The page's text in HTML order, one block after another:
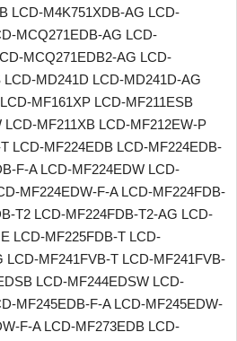
LCD-M4K751XDB-AG LCD-
MCQ271EDB-AG LCD-
MCQ271EDB2-AG LCD-
LCD-MD241D LCD-MD241D-AG
MF161XP LCD-MF211ESB
LCD-MF211XB LCD-MF212EW-P
LCD-MF224EDB LCD-MF224EDB-
F-A LCD-MF224EDW LCD-
MF224EDW-F-A LCD-MF224FDB-
T2 LCD-MF224FDB-T2-AG LCD-
LCD-MF225FDB-T LCD-
LCD-MF241FVB-T LCD-MF241FVB-
LCD-MF244EDSW LCD-
MF245EDB-F-A LCD-MF245EDW-
F-A LCD-MF273EDB LCD-